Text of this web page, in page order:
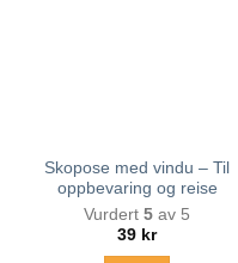
Skopose med vindu – Til
oppbevaring og reise
Vurdert 5 av 5
39 kr